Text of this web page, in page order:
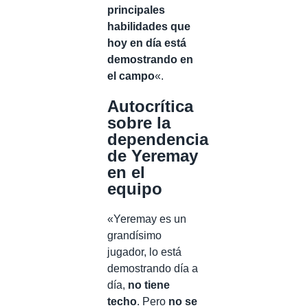
principales
habilidades que
hoy en día está
demostrando en
el campo«.
Autocrítica
sobre la
dependencia
de Yeremay
en el
equipo
«Yeremay es un
grandísimo
jugador, lo está
demostrando día a
día, no tiene
techo. Pero no se